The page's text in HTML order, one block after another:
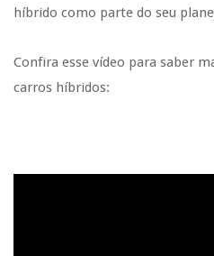
híbrido como parte do seu
Confira esse vídeo para saber
carros híbridos: